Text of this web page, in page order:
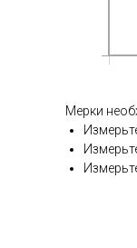
Мерки